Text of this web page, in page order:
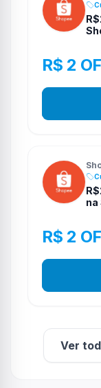
R$ 2
na
R$ 2
Ver